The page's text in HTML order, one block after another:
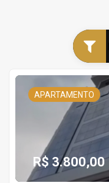
APARTAMENTO
R$ 3.800,00